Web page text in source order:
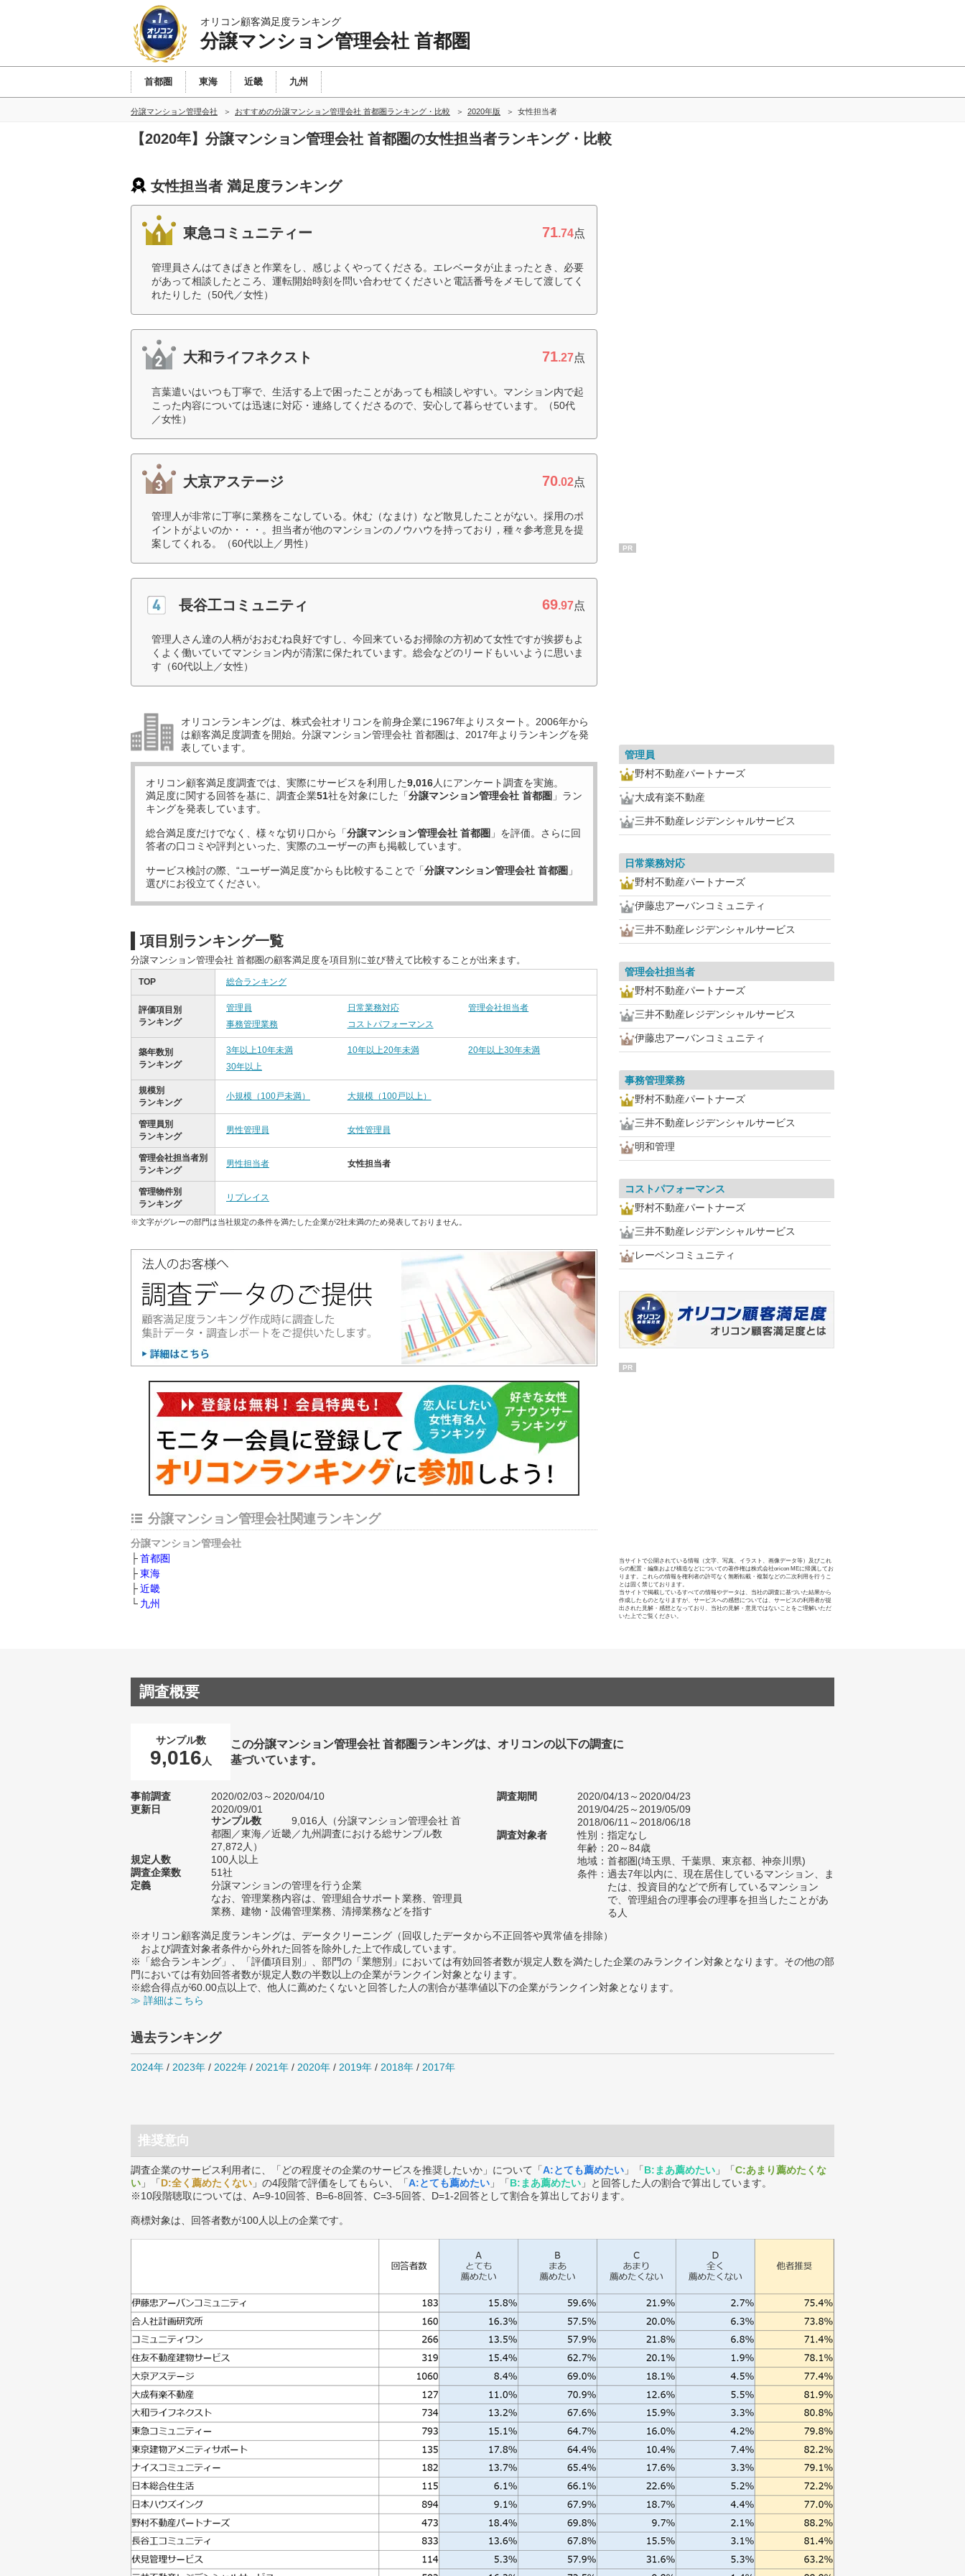
オリコン顧客満足度ランキング
分譲マンション管理会社 首都圏
首都圏 東海 近畿 九州
分譲マンション管理会社 おすすめの分譲マンション管理会社 首都圏ランキング・比較 2020年版 女性担当者
【2020年】分譲マンション管理会社 首都圏の女性担当者ランキング・比較
女性担当者 満足度ランキング
東急コミュニティー 71.74点
管理員さんはてきぱきと作業をし、感じよくやってくださる。エレベータが止まったとき、必要
があって相談したところ、運転開始時刻を問い合わせてくださいと電話番号をメモして渡してく
れたりした（50代／女性）
大和ライフネクスト 71.27点
言葉遣いはいつも丁寧で、生活する上で困ったことがあっても相談しやすい。マンション内で起
こった内容については迅速に対応・連絡してくださるので、安心して暮らせています。（50代
／女性）
大京アステージ 70.02点
管理人が非常に丁寧に業務をこなしている。休む（なまけ）など散見したことがない。採用のポ
イントがよいのか・・・。担当者が他のマンションのノウハウを持っており，種々参考意見を提
案してくれる。（60代以上／男性）
長谷工コミュニティ 69.97点
管理人さん達の人柄がおおむね良好ですし、今回来ているお掃除の方初めて女性ですが挨拶もよ
くよく働いていてマンション内が清潔に保たれています。総会などのリードもいいように思いま
す（60代以上／女性）
オリコンランキングは、株式会社オリコンを前身企業に1967年よりスタート。2006年から
は顧客満足度調査を開始。分譲マンション管理会社 首都圏は、2017年よりランキングを発
表しています。
オリコン顧客満足度調査では、実際にサービスを利用した9,016人にアンケート調査を実施。
満足度に関する回答を基に、調査企業51社を対象にした「分譲マンション管理会社 首都圏 」ラン
キングを発表しています。
総合満足度だけでなく、様々な切り口から「分譲マンション管理会社 首都圏 」を評価。さらに回
答者の口コミや評判といった、実際のユーザーの声も掲載しています。
サービス検討の際、“ユーザー満足度”からも比較することで「分譲マンション管理会社 首都圏 」
選びにお役立てください。
項目別ランキング一覧
分譲マンション管理会社 首都圏の顧客満足度を項目別に並び替えて比較することが出来ます。
TOP 総合ランキング
評価項目別
ランキング
管理員 日常業務対応
管理会社担当者
事務管理業務
コストパフォーマンス
築年数別
ランキング
3年以上10年未満 10年以上20年未満
20年以上30年未満
30年以上
規模別
ランキング
小規模（100戸未満） 大規模（100戸以上）
管理員別
ランキング
男性管理員 女性管理員
管理会社担当者別
ランキング
男性担当者 女性担当者
管理物件別
ランキング
リプレイス
※文字がグレーの部門は当社規定の条件を満たした企業が2社未満のため発表しておりません。
分譲マンション管理会社関連ランキング
分譲マンション管理会社
首都圏
東海
近畿
九州
PR
管理員
野村不動産パートナーズ
大成有楽不動産
三井不動産レジデンシャルサービス
日常業務対応
野村不動産パートナーズ
伊藤忠アーバンコミュニティ
三井不動産レジデンシャルサービス
管理会社担当者
野村不動産パートナーズ
三井不動産レジデンシャルサービス
伊藤忠アーバンコミュニティ
事務管理業務
野村不動産パートナーズ
三井不動産レジデンシャルサービス
明和管理
コストパフォーマンス
野村不動産パートナーズ
三井不動産レジデンシャルサービス
レーベンコミュニティ
PR
当サイトで公開されている情報（文字、写真、イラスト、画像データ等）及びこれ
らの配置・編集および構造などについての著作権は株式会社oricon MEに帰属してお
ります。これらの情報を権利者の許可なく無断転載・複製などの二次利用を行うこ
とは固く禁じております。
当サイトで掲載しているすべての情報やデータは、当社の調査に基づいた結果から
作成したものとなりますが、サービスへの感想については、サービスの利用者が提
出された見解・感想となっており、当社の見解・意見ではないことをご理解いただ
いた上でご覧ください。
調査概要
サンプル数
9,016 人
この分譲マンション管理会社 首都圏ランキングは、オリコンの以下の調査に
基づいています。
事前調査
2020/02/03～2020/04/10
更新日
2020/09/01
サンプル数
9,016人（分譲マンション管理会社 首
都圏／東海／近畿／九州調査における総サンプル数
27,872人）
規定人数
100人以上
調査企業数
51社
定義
分譲マンションの管理を行う企業
なお、管理業務内容は、管理組合サポート業務、管理員
業務、建物・設備管理業務、清掃業務などを指す
調査期間
2020/04/13～2020/04/23
2019/04/25～2019/05/09
2018/06/11～2018/06/18
調査対象者
性別：指定なし
年齢：20～84歳
地域：首都圏(埼玉県、千葉県、東京都、神奈川県)
条件：過去7年以内に、現在居住しているマンション、ま
たは、投資目的などで所有しているマンション
で、管理組合の理事会の理事を担当したことがあ
る人
※オリコン顧客満足度ランキングは、データクリーニング（回収したデータから不正回答や異常値を排除）
および調査対象者条件から外れた回答を除外した上で作成しています。
※「総合ランキング」、「評価項目別」、部門の「業態別」においては有効回答者数が規定人数を満たした企業のみランクイン対象となります。その他の部
門においては有効回答者数が規定人数の半数以上の企業がランクイン対象となります。
※総合得点が60.00点以上で、他人に薦めたくないと回答した人の割合が基準値以下の企業がランクイン対象となります。
≫ 詳細はこちら
過去ランキング
2024年 / 2023年 / 2022年 / 2021年 / 2020年 / 2019年 / 2018年 / 2017年
推奨意向
調査企業のサービス利用者に、「どの程度その企業のサービスを推奨したいか」について「A:とても薦めたい 」「B:まあ薦めたい 」「C:あまり薦めたくな
い 」「D:全く薦めたくない 」の4段階で評価をしてもらい、「A:とても薦めたい 」「B:まあ薦めたい 」と回答した人の割合で算出しています。
※10段階聴取については、A=9-10回答、B=6-8回答、C=3-5回答、D=1-2回答として割合を算出しております。
商標対象は、回答者数が100人以上の企業です。